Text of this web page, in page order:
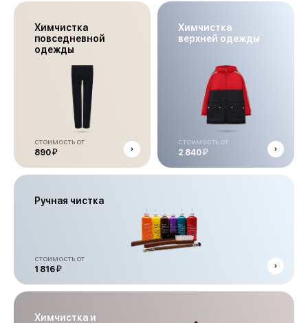
Химчистка
повседневной
одежды
стоимость от
890й
Химчистка
верхней одежды
стоимость от
2 840й
Ручная чистка
стоимость от
1 816й
Химчистка и